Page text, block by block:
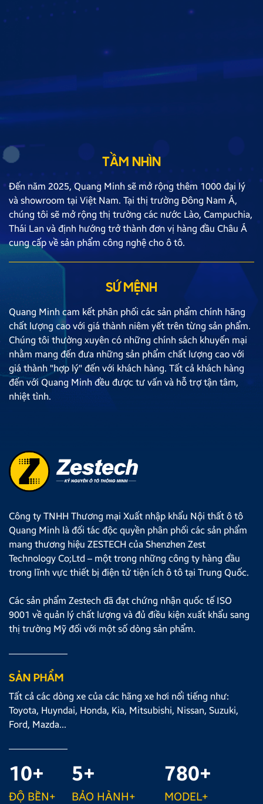
TẦM NHÌN
Đến năm 2025, Quang Minh sẽ mở rộng thêm 1000 đại lý
và showroom tại Việt Nam. Tại thị trường Đông Nam Á,
chúng tôi sẽ mở rộng thị trường các nước Lào, Campuchia,
Thái Lan và định hướng trở thành đơn vị hàng đầu Châu Á
cung cấp về sản phẩm công nghệ cho ô tô.
SỨ MỆNH
Quang Minh cam kết phân phối các sản phẩm chính hãng
chất lượng cao với giá thành niêm yết trên từng sản phẩm.
Chúng tôi thường xuyên có những chính sách khuyến mại
nhằm mang đến đưa những sản phẩm chất lượng cao với
giá thành "hợp lý" đến với khách hàng. Tất cả khách hàng
đến với Quang Minh đều được tư vấn và hỗ trợ tận tâm,
nhiệt tình.
Công ty TNHH Thương mại Xuất nhập khẩu Nội thất ô tô
Quang Minh là đối tác độc quyền phân phối các sản phẩm
mang thương hiệu ZESTECH của Shenzhen Zest
Technology Co;Ltd – một trong những công ty hàng đầu
trong lĩnh vực thiết bị điện tử tiện ích ô tô tại Trung Quốc.
Các sản phẩm Zestech đã đạt chứng nhận quốc tế ISO
9001 về quản lý chất lượng và đủ điều kiện xuất khẩu sang
thị trường Mỹ đối với một số dòng sản phẩm.
SẢN PHẨM
Tất cả các dòng xe của các hãng xe hơi nổi tiếng như:
Toyota, Huyndai, Honda, Kia, Mitsubishi, Nissan, Suzuki,
Ford, Mazda...
10+
ĐỘ BỀN+
5+
BẢO HÀNH+
780+
MODEL+